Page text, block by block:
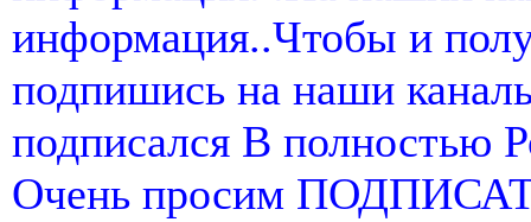
информация..Чтобы и
подпишись на наши
подписался В полностью
Очень просим